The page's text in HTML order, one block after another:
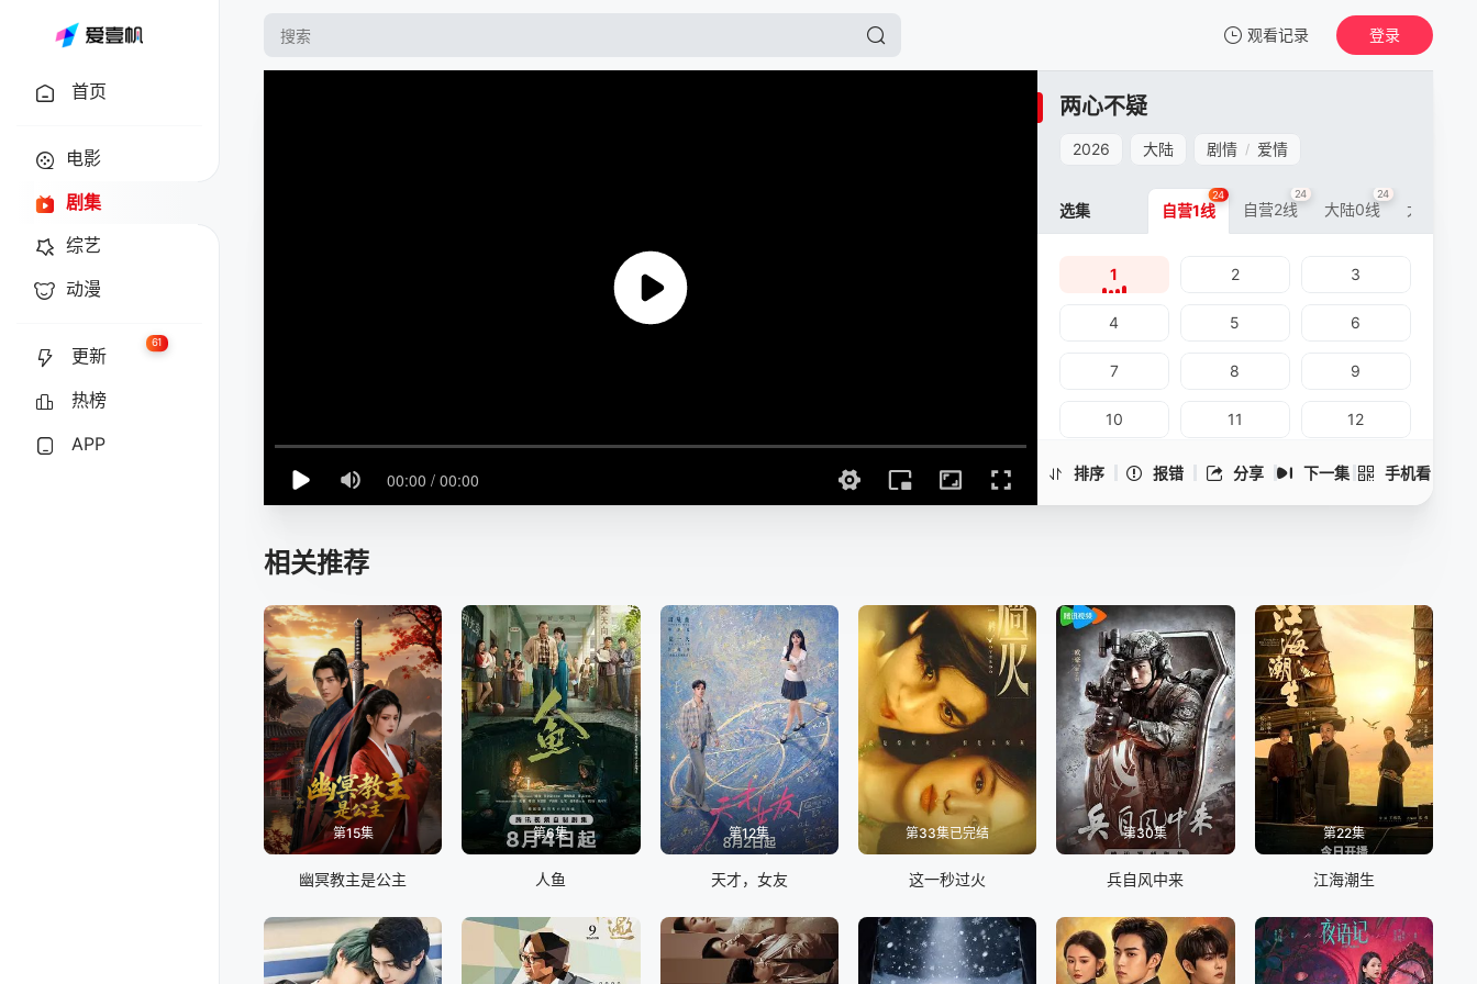
观看记录
我的观影记录
登录
首页
电影
剧集
综艺
动漫
更新
61
热榜
APP
两心不疑
2026 大陆 剧情 / 爱情
排序 报错 分享 下一集 手机看
选集 自营1线
24
自营2线
24
大陆0线
24
大陆3线
1 2 3
4 5 6
7 8 9
10 11 12
14 15
22 23
相关推荐
第15集
幽冥教主是公主
第6集
人鱼
第12集
天才，女友
第33集已完结
这一秒过火
第30集
兵自风中来
第22集
江海潮生